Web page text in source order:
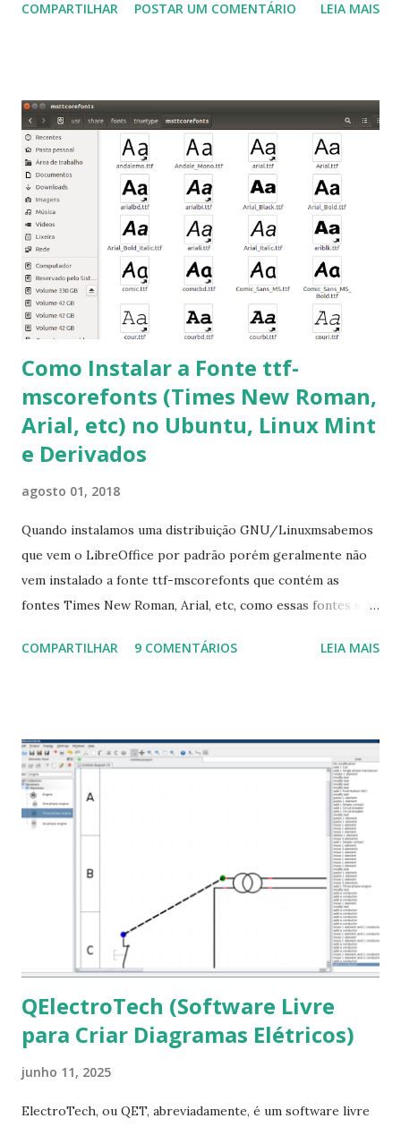
a Associação Brasileira de Normas Técnicas (ABNT), exige
que contém essas fontes. Ao instalar o GNU/Linux abra o
terminal e execute o comando: $ sudo apt-get install ttf-
mscorefonts-installer Leia os termos de uso e avance
clicando em “Ok” Agora aceite os termos de uso clicando
em “Sim” Pronto agora abra o LibreOffice e veja se as
fontes Times New Roman, Arial estão instaladas. Caso
ocorra algum erro ou precisa reinstalar, execute: $ sudo
apt-get install --reinstall ttf-mscorefonts-installer
COMPARTILHAR POSTAR UM COMENTÁRIO LEIA MAIS
Como Instalar a Fonte ttf-
mscorefonts (Times New Roman,
Arial, etc) no Ubuntu, Linux Mint
e Derivados
agosto 01, 2018
Quando instalamos uma distribuição GNU/Linuxmsabemos
que vem o LibreOffice por padrão porém geralmente não
vem instalado a fonte ttf-mscorefonts que contém as
fontes Times New Roman, Arial, etc, como essas fontes são
a Associação Brasileira de Normas Técnicas (ABNT), exige
que contém essas fontes. Ao instalar o GNU/Linux abra o
terminal e execute o comando: $ sudo apt-get install ttf-
mscorefonts-installer Leia os termos de uso e avance
clicando em “Ok” Agora aceite os termos de uso clicando
em “Sim” Pronto agora abra o LibreOffice e veja se as
fontes Times New Roman, Arial estão instaladas. Caso
ocorra algum erro ou precisa reinstalar, execute: $ sudo
apt-get install --reinstall ttf-mscorefonts-installer
COMPARTILHAR 9 COMENTÁRIOS LEIA MAIS
QElectroTech (Software Livre
para Criar Diagramas Elétricos)
junho 11, 2025
ElectroTech, ou QET, abreviadamente, é um software livre